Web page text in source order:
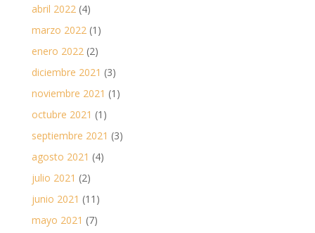
abril 2022(4)
marzo 2022(1)
enero 2022(2)
diciembre 2021 (3)
noviembre 2021 (1)
octubre 2021 (1)
septiembre 2021 (3)
agosto 2021 (4)
julio 2021 (2)
junio 2021 (11)
mayo 2021 (7)